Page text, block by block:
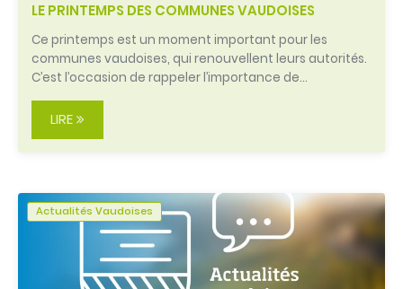
LE PRINTEMPS DES COMMUNES VAUDOISES
Ce printemps est un moment important pour les
communes vaudoises, qui renouvellent leurs autorités.
C’est l’occasion de rappeler l’importance de…
LIRE
Actualités Vaudoises